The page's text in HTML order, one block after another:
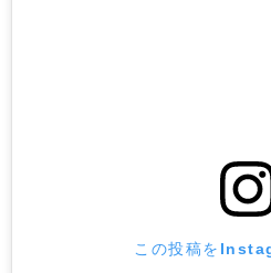
この投稿を